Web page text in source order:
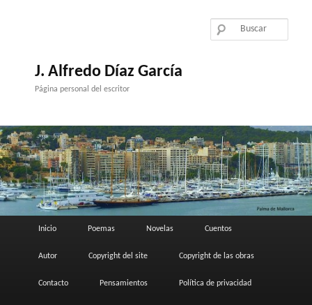
J. Alfredo Díaz García
Página personal del escritor
Inicio Poemas Novelas Cuentos
Autor Copyright del site Copyright de las obras
Contacto Pensamientos Política de privacidad